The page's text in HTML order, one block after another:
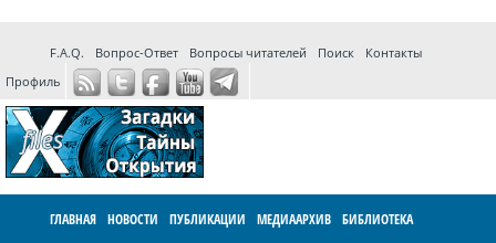
F.A.Q. Вопрос-Ответ Вопросы читателей Поиск
Контакты
Профиль
ГЛАВНАЯ НОВОСТИ ПУБЛИКАЦИИ МЕДИААРХИВ БИБЛИОТЕКА